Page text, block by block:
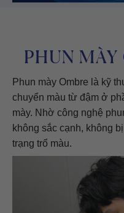
PHUN
Phun mày Ombre là kỹ
chuyển màu từ đậm ở
mày. Nhờ công nghệ
không sắc cạnh, không
trạng trổ màu.